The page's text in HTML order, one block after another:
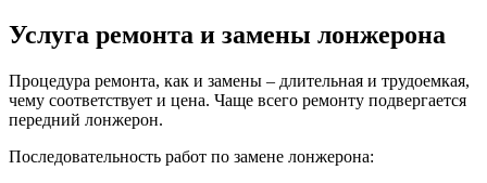
Услуга ремонта и замены лонжерона
Процедура ремонта, как и замены – длительная и трудоемкая,
чему соответствует и цена. Чаще всего ремонту подвергается
передний лонжерон.
Последовательность работ по замене лонжерона: